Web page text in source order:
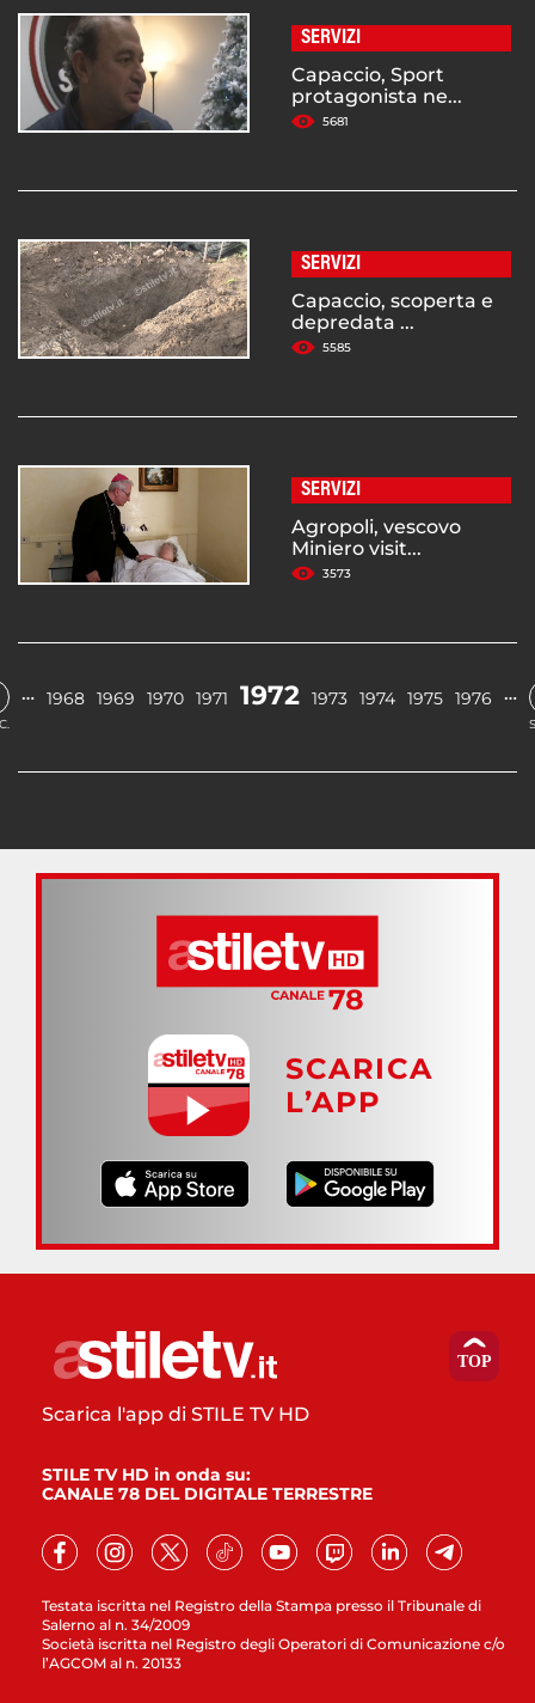
SERVIZI
Capaccio, Sport
protagonista ne...
5681
SERVIZI
Capaccio, scoperta e
depredata ...
5585
SERVIZI
Agropoli, vescovo
Miniero visit...
3573
… 1968 1969 1970 1971 1972 1973 1974 1975 1976 …
SCARICA
L’APP
Testata iscritta nel Registro della Stampa presso il Tribunale di
Salerno al n. 34/2009
Società iscritta nel Registro degli Operatori di Comunicazione c/o
l’AGCOM al n. 20133
Scarica l'app di STILE TV HD
STILE TV HD in onda su:
CANALE 78 DEL DIGITALE TERRESTRE